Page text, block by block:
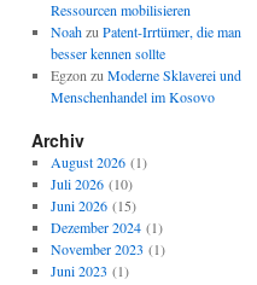
Ressourcen mobilisieren
Noahzu Patent-Irrtümer, die man
besser kennen sollte
Egzon zu Moderne Sklaverei und
Menschenhandel im Kosovo
Archiv
August 2026(1)
Juli 2026(10)
Juni 2026(15)
Dezember 2024(1)
November 2023 (1)
Juni 2023 (1)